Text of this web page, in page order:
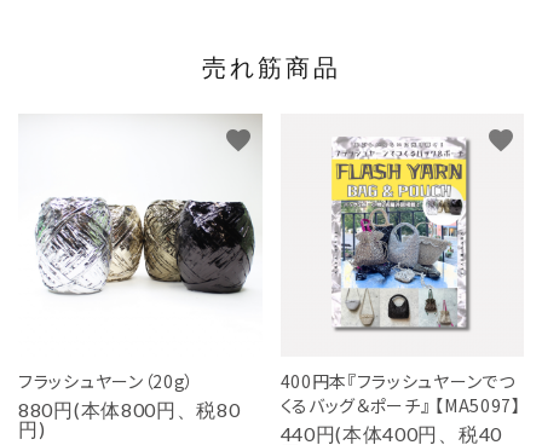
売れ筋商品
フラッシュヤーン（20g）
880円(本体800円、税80
円)
favorite
400円本『フラッシュヤーンでつ
くるバッグ＆ポーチ』 【MA5097】
440円(本体400円、税40
favorite